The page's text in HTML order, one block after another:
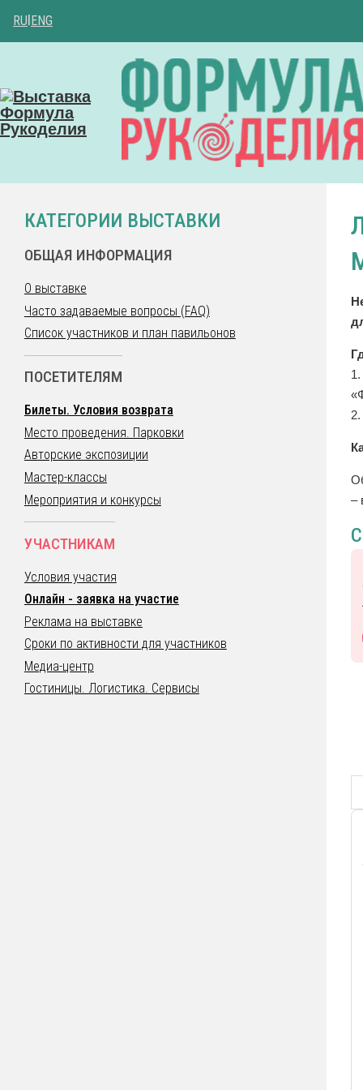
RU ENG
КАТЕГОРИИ ВЫСТАВКИ
ОБЩАЯ ИНФОРМАЦИЯ
О выставке
Часто задаваемые вопросы (FAQ)
Список участников и план павильонов
ПОСЕТИТЕЛЯМ
Билеты. Условия возврата
Место проведения. Парковки
Авторские экспозиции
Мастер-классы
Мероприятия и конкурсы
УЧАСТНИКАМ
Условия участия
Онлайн - заявка на участие
Реклама на выставке
Сроки по активности для участников
Медиа-центр
Гостиницы. Логистика. Сервисы
–